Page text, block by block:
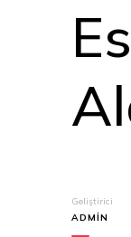
Geliştirici
ADMIN